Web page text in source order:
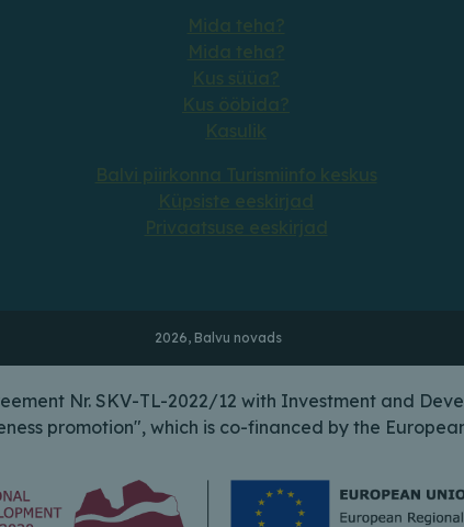
Mida teha?
Mida teha?
Kus ööbida?
Kasulik
Balvi piirkonna Turismiinfo keskus
Küpsiste eeskirjad
Privaatsuse eeskirjad
2026, Balvu novads
Nr. SKV-TL-2022/12 with Investment and
promotion", which is co-financed by the